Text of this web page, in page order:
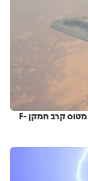
דיוק באוויר: תיעוד מיוחד של תדלוק מטוס קרב חמקן F-